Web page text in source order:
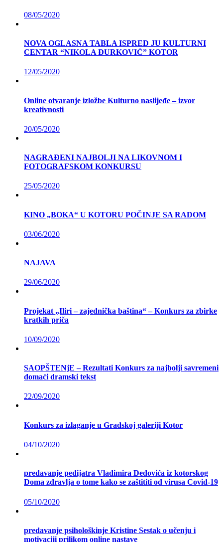
08/05/2020
NOVA OGLASNA TABLA ISPRED JU KULTURNI
CENTAR “NIKOLA ĐURKOVIĆ” KOTOR
12/05/2020
Online otvaranje izložbe Kulturno naslijeđe – izvor
kreativnosti
20/05/2020
NAGRAĐENI NAJBOLJI NA LIKOVNOM I
FOTOGRAFSKOM KONKURSU
25/05/2020
KINO „BOKA“ U KOTORU POČINJE SA RADOM
03/06/2020
NAJAVA
29/06/2020
Projekat „Iliri – zajednička baština“ – Konkurs za zbirke
kratkih priča
10/09/2020
SAOPŠTENjE – Rezultati Konkurs za najbolji savremeni
domaći dramski tekst
22/09/2020
Konkurs za izlaganje u Gradskoj galeriji Kotor
04/10/2020
predavanje pedijatra Vladimira Dedovića iz kotorskog
Doma zdravlja o tome kako se zaštititi od virusa Covid-19
05/10/2020
predavanje psihološkinje Kristine Sestak o učenju i
motivaciji prilikom online nastave